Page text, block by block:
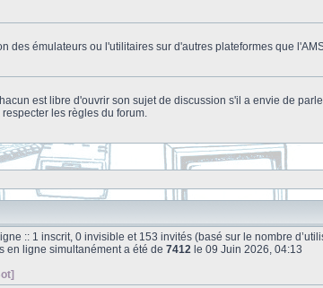
des émulateurs ou l'utilitaires sur d'autres plateformes que
est libre d'ouvrir son sujet de discussion s'il a envie de
les règles du forum.
:: 1 inscrit, 0 invisible et 153 invités (basé sur le nombre
en ligne simultanément a été de 7412 le 09 Juin 2026, 04:13